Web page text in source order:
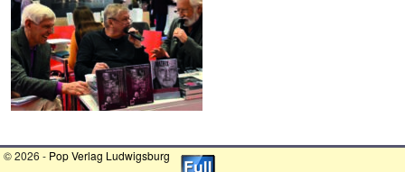
© 2026 - Pop Verlag Ludwigsburg